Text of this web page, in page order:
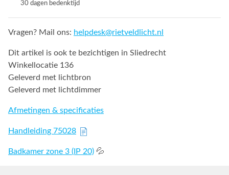
30 dagen bedenktijd
Vragen? Mail ons: helpdesk@rietveldlicht.nl
Dit artikel is ook te bezichtigen in Sliedrecht
Winkellocatie 136
Geleverd met lichtbron
Geleverd met lichtdimmer
Afmetingen & specificaties
Handleiding 75028
Badkamer zone 3 (IP 20) 💦